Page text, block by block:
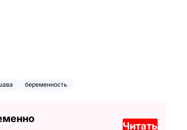
беременность
Читать